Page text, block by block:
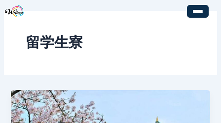
留学生寮